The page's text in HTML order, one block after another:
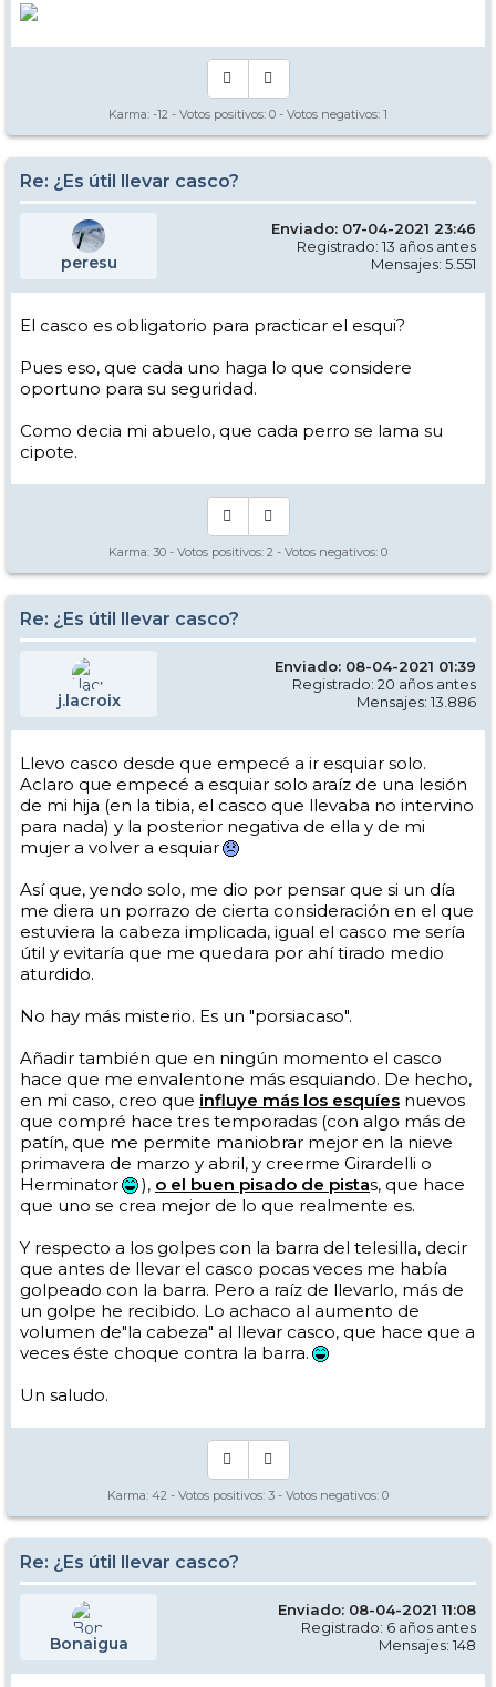
Karma: -12 - Votos positivos: 0 - Votos negativos: 1
Re: ¿Es útil llevar casco?
peresu
Enviado: 07-04-2021 23:46
Registrado: 13 años antes
Mensajes: 5.551
El casco es obligatorio para practicar el esqui?
Pues eso, que cada uno haga lo que considere
oportuno para su seguridad.
Como decia mi abuelo, que cada perro se lama su
cipote.
Karma: 30 - Votos positivos: 2 - Votos negativos: 0
Re: ¿Es útil llevar casco?
j.lacroix
Enviado: 08-04-2021 01:39
Registrado: 20 años antes
Mensajes: 13.886
Llevo casco desde que empecé a ir esquiar solo.
Aclaro que empecé a esquiar solo araíz de una lesión
de mi hija (en la tibia, el casco que llevaba no intervino
para nada) y la posterior negativa de ella y de mi
mujer a volver a esquiar
Así que, yendo solo, me dio por pensar que si un día
me diera un porrazo de cierta consideración en el que
estuviera la cabeza implicada, igual el casco me sería
útil y evitaría que me quedara por ahí tirado medio
aturdido.
No hay más misterio. Es un "porsiacaso".
Añadir también que en ningún momento el casco
hace que me envalentone más esquiando. De hecho,
en mi caso, creo que influye más los esquíes nuevos
que compré hace tres temporadas (con algo más de
patín, que me permite maniobrar mejor en la nieve
primavera de marzo y abril, y creerme Girardelli o
Herminator
), o el buen pisado de pistas, que hace
que uno se crea mejor de lo que realmente es.
Y respecto a los golpes con la barra del telesilla, decir
que antes de llevar el casco pocas veces me había
golpeado con la barra. Pero a raíz de llevarlo, más de
un golpe he recibido. Lo achaco al aumento de
volumen de"la cabeza" al llevar casco, que hace que a
veces éste choque contra la barra.
Un saludo.
Karma: 42 - Votos positivos: 3 - Votos negativos: 0
Re: ¿Es útil llevar casco?
Bonaigua
Enviado: 08-04-2021 11:08
Registrado: 6 años antes
Mensajes: 148